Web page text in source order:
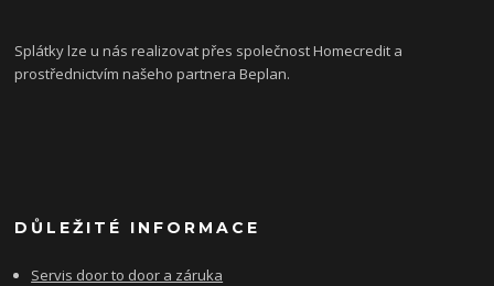
Splátky lze u nás realizovat přes společnost Homecredit a
prostřednictvím našeho partnera Beplan.
DŮLEŽITÉ INFORMACE
Servis door to door a záruka